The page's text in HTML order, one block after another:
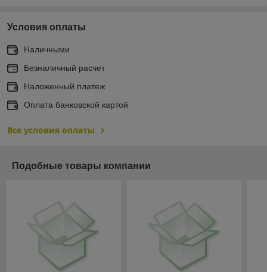
Условия оплаты
Наличными
Безналичный расчет
Наложенный платеж
Оплата банковской картой
Все условия оплаты
Подобные товары компании